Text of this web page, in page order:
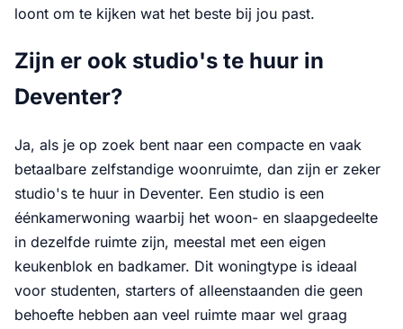
loont om te kijken wat het beste bij jou past.
Zijn er ook studio's te huur in
Deventer?
Ja, als je op zoek bent naar een compacte en vaak
betaalbare zelfstandige woonruimte, dan zijn er zeker
studio's te huur in Deventer. Een studio is een
éénkamerwoning waarbij het woon- en slaapgedeelte
in dezelfde ruimte zijn, meestal met een eigen
keukenblok en badkamer. Dit woningtype is ideaal
voor studenten, starters of alleenstaanden die geen
behoefte hebben aan veel ruimte maar wel graag